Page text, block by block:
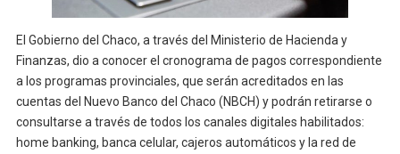
El Gobierno del Chaco, a través del Ministerio de Hacienda y
Finanzas, dio a conocer el cronograma de pagos correspondiente
a los programas provinciales, que serán acreditados en las
cuentas del Nuevo Banco del Chaco (NBCH) y podrán retirarse o
consultarse a través de todos los canales digitales habilitados:
home banking, banca celular, cajeros automáticos y la red de